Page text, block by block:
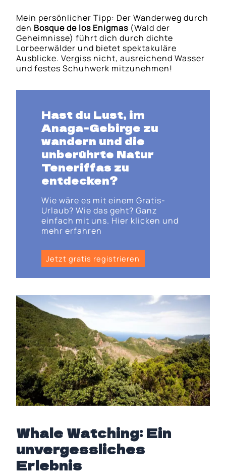
Mein persönlicher Tipp: Der Wanderweg durch
den Bosque de los Enigmas (Wald der
Geheimnisse) führt dich durch dichte
Lorbeerwälder und bietet spektakuläre
Ausblicke. Vergiss nicht, ausreichend Wasser
und festes Schuhwerk mitzunehmen!
Hast du Lust, im
Anaga-Gebirge zu
wandern und die
unberührte Natur
Teneriffas zu
entdecken?
Wie wäre es mit einem Gratis-
Urlaub? Wie das geht? Ganz
einfach mit uns. Hier klicken und
mehr erfahren
Jetzt gratis registrieren
Whale Watching: Ein
unvergessliches
Erlebnis